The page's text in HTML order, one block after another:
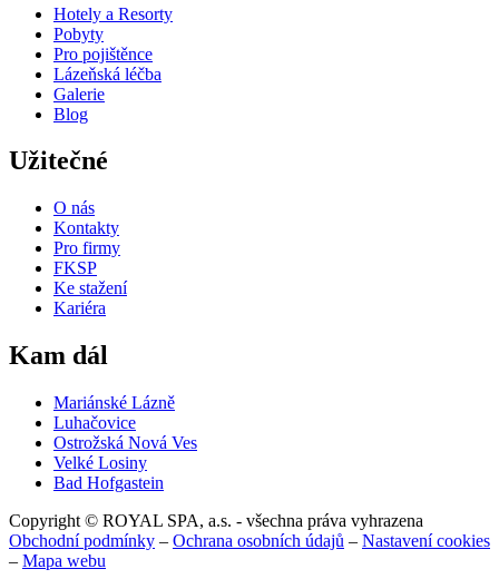
Hotely a Resorty
Pobyty
Pro pojištěnce
Lázeňská léčba
Galerie
Blog
Užitečné
O nás
Kontakty
Pro firmy
FKSP
Ke stažení
Kariéra
Kam dál
Mariánské Lázně
Luhačovice
Ostrožská Nová Ves
Velké Losiny
Bad Hofgastein
Copyright © ROYAL SPA, a.s. - všechna práva vyhrazena
Obchodní podmínky – Ochrana osobních údajů – Nastavení cookies
– Mapa webu